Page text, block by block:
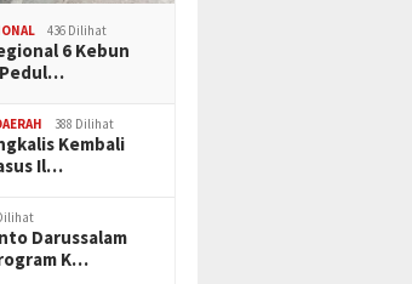
436 Dilihat
6 Kebun
388 Dilihat
Kembali
Il…
Darussalam
K…